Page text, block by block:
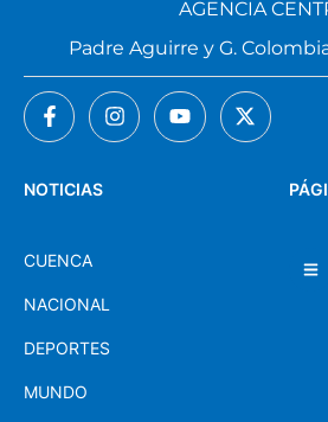
NOTICIAS
CUENCA
NACIONAL
DEPORTES
MUNDO
AGENCIA
Padre Aguirre y G.